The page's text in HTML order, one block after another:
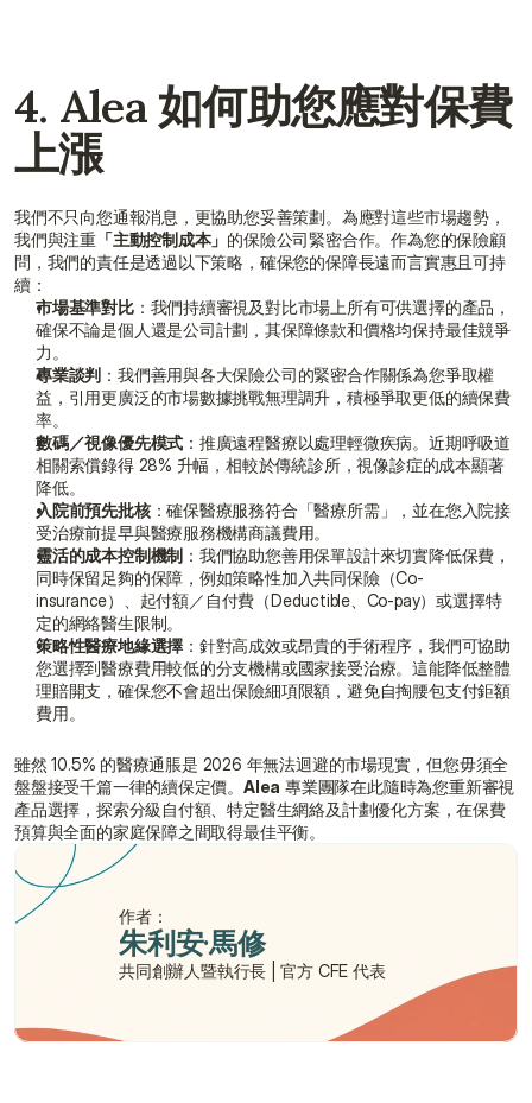
4. Alea 如何助您應對保費
上漲
我們不只向您通報消息，更協助您妥善策劃。為應對這些市場趨勢，
我們與注重「主動控制成本」 的保險公司緊密合作。作為您的保險顧
問，我們的責任是透過以下策略，確保您的保障長遠而言實惠且可持
續：
市場基準對比：我們持續審視及對比市場上所有可供選擇的產品，
確保不論是個人還是公司計劃，其保障條款和價格均保持最佳競爭
力。
專業談判 ：我們善用與各大保險公司的緊密合作關係為您爭取權
益，引用更廣泛的市場數據挑戰無理調升，積極爭取更低的續保費
率。
數碼／視像優先模式 ：推廣遠程醫療以處理輕微疾病。近期呼吸道
相關索償錄得 28% 升幅，相較於傳統診所，視像診症的成本顯著
降低。
入院前預先批核：確保醫療服務符合「醫療所需」，並在您入院接
受治療前提早與醫療服務機構商議費用。
靈活的成本控制機制 ：我們協助您善用保單設計來切實降低保費，
同時保留足夠的保障，例如策略性加入共同保險（Co-
insurance）、起付額／自付費（Deductible、Co-pay）或選擇特
定的網絡醫生限制。
策略性醫療地緣選擇 ：針對高成效或昂貴的手術程序，我們可協助
您選擇到醫療費用較低的分支機構或國家接受治療。這能降低整體
理賠開支，確保您不會超出保險細項限額，避免自掏腰包支付鉅額
費用。
雖然 10.5% 的醫療通脹是 2026 年無法迴避的市場現實，但您毋須全
盤盤接受千篇一律的續保定價。Alea 專業團隊在此隨時為您重新審視
產品選擇，探索分級自付額、特定醫生網絡及計劃優化方案，在保費
預算與全面的家庭保障之間取得最佳平衡。
作者：
朱利安·馬修
共同創辦人暨執行長 | 官方 CFE 代表